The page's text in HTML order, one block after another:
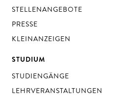
STELLENANGEBOTE
PRESSE
KLEINANZEIGEN
STUDIUM
STUDIENGÄNGE
LEHRVERANSTALTUNGEN